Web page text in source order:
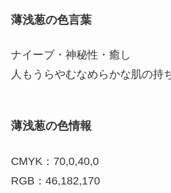
薄浅葱の色言葉
ナイーブ・神秘性・癒し
人もうらやむなめらかな肌の持
薄浅葱の色情報
CMYK：70,0,40,0
RGB：46,182,170